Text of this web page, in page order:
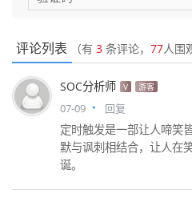
评论列表 （有 3 条评论， 77人围
SOC分析师 V 游客
07-09 回复
定时触发是一部让人啼笑
默与讽刺相结合，让人在
诞。